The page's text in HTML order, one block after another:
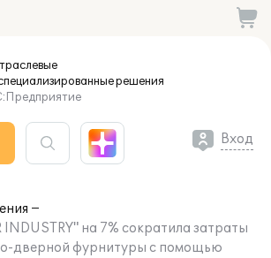
решения
Вход
INDUSTRY" на 7% сократила затраты
дверной фурнитуры с помощью